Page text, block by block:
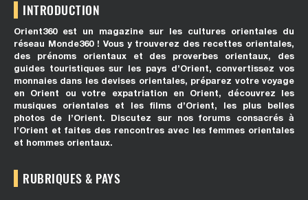
INTRODUCTION
Orient360 est un magazine sur les cultures orientales du
réseau Monde360 ! Vous y trouverez des recettes orientales,
des prénoms orientaux et des proverbes orientaux, des
guides touristiques sur les pays d’Orient, convertissez vos
monnaies dans les devises orientales, préparez votre voyage
en Orient ou votre expatriation en Orient, découvrez les
musiques orientales et les films d’Orient, les plus belles
photos de l’Orient. Discutez sur nos forums consacrés à
l’Orient et faites des rencontres avec les femmes orientales
et hommes orientaux.
RUBRIQUES & PAYS